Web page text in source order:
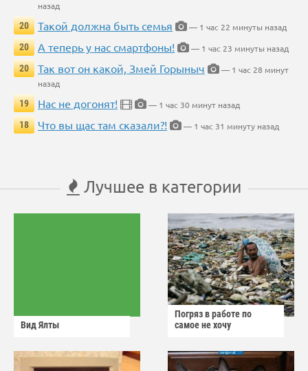
назад
20
Такой должна быть семья
— 1 час 22 минуты назад
20
А теперь у нас смартфоны!
— 1 час 23 минуты назад
20
Так вот он какой, Змей Горыныч
— 1 час 28 минут
назад
19
Нас не догонят!
— 1 час 30 минут назад
18
Что вы щас там сказали?! — 1 час 31 минуту назад
Лучшее в категории
Вид Ялты
Погряз в работе по
самое не хочу